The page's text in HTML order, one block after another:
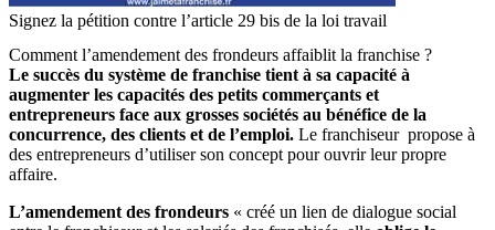
Signez la pétition contre l’article 29 bis de la loi travail
Comment l’amendement des frondeurs affaiblit la franchise ?
Le succès du système de franchise tient à sa capacité à
augmenter les capacités des petits commerçants et
entrepreneurs face aux grosses sociétés au bénéfice de la
concurrence, des clients et de l’emploi. Le franchiseur propose à
des entrepreneurs d’utiliser son concept pour ouvrir leur propre
affaire.
L’amendement des frondeurs « créé un lien de dialogue social